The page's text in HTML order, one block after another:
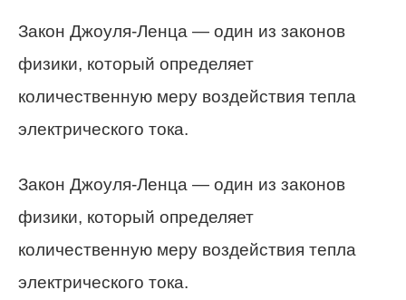
Закон Джоуля-Ленца — один из законов
физики, который определяет
количественную меру воздействия тепла
электрического тока.
Закон Джоуля-Ленца — один из законов
физики, который определяет
количественную меру воздействия тепла
электрического тока.